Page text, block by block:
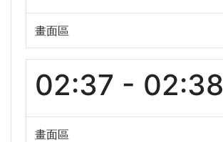
畫面區
02:37 - 02:38
畫面區